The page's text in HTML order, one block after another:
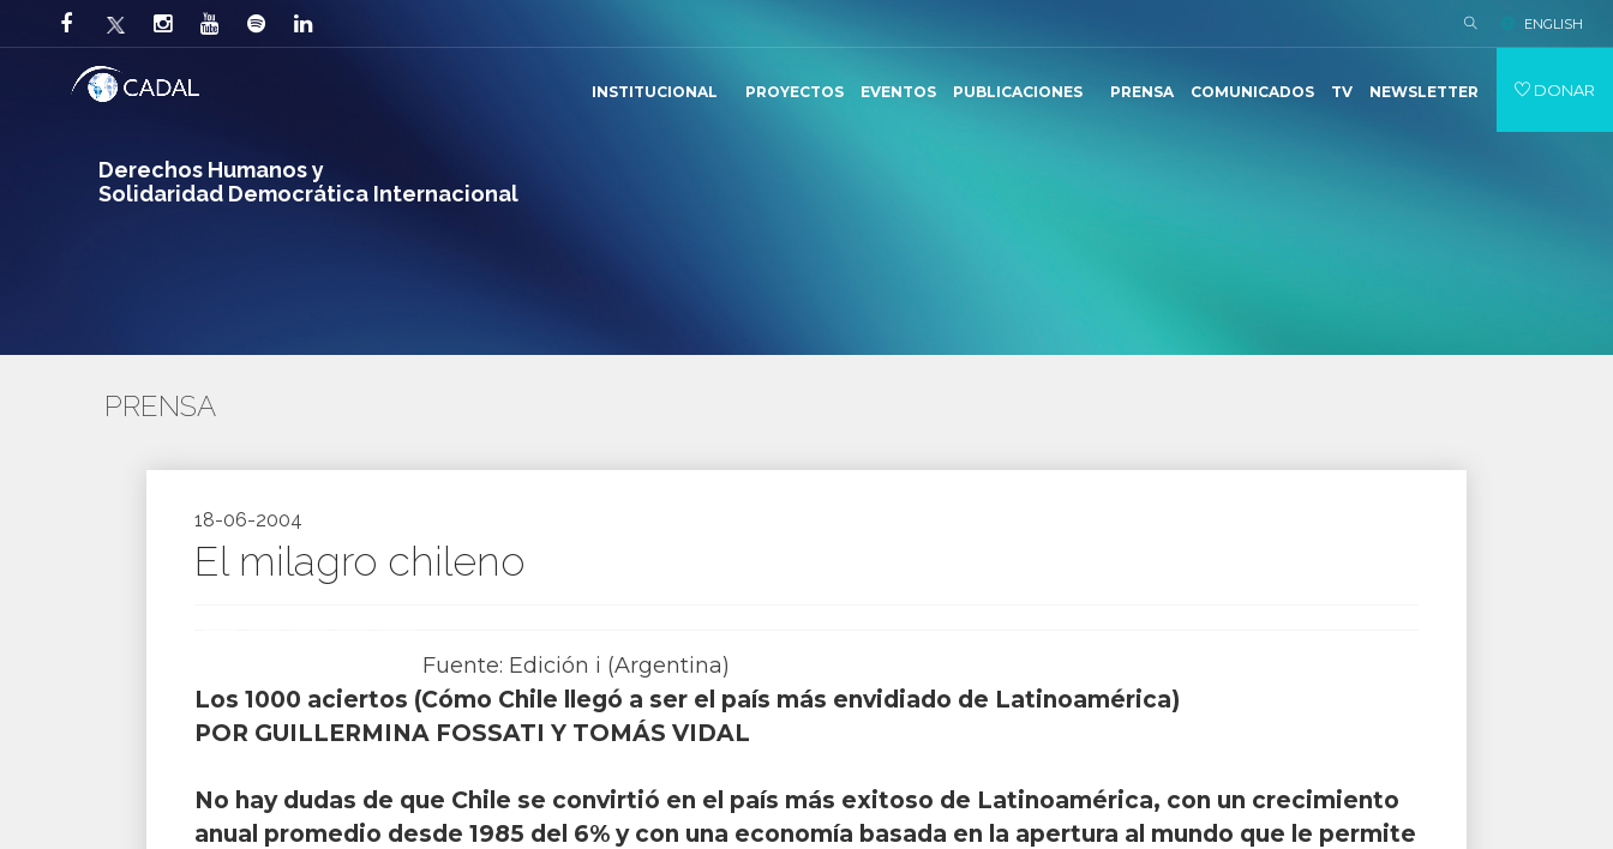
Derechos Humanos y
Solidaridad Democrática Internacional
ENGLISH
INSTITUCIONAL PROYECTOS EVENTOS PUBLICACIONES PRENSA COMUNICADOS TV NEWSLETTER DONAR
PRENSA
18-06-2004
El milagro chileno
Fuente: Edición i (Argentina)
Los 1000 aciertos (Cómo Chile llegó a ser el país más envidiado de Latinoamérica)
POR GUILLERMINA FOSSATI Y TOMÁS VIDAL
No hay dudas de que Chile se convirtió en el país más exitoso de Latinoamérica, con un crecimiento
anual promedio desde 1985 del 6% y con una economía basada en la apertura al mundo que le permite